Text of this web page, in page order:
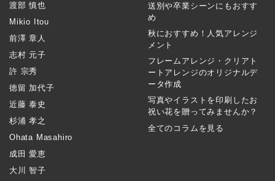
渡部 慎也
Mikio Itou
前澤 章人
志村 元子
許 宗秀
徳留 加代子
近藤 泰史
杉浦 孝之
Ohata Masahiro
成田 愛恵
大川 智子
送別や卒業シーンにもおすす
め
秋におすすめ！人気アレンジ
メント
フレームアレンジ・クリアト
ートアレンジのオリジナルデ
ータ作成
写真やイラストを印刷したお
祝い花を贈ってみませんか？
全てのコラムを見る